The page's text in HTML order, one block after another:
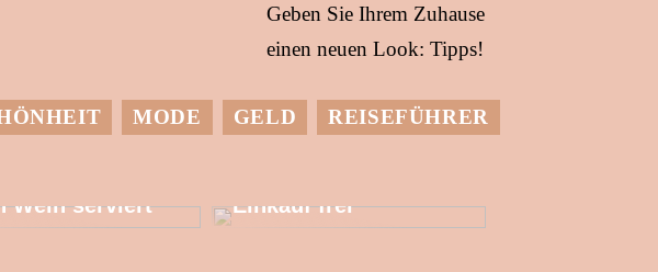
Geben Sie Ihrem Zuhause
einen neuen Look: Tipps!
MODE GELD REISEFÜHRER
muss man
Wein serviert
Setzen Sie mehr
Einkauf frei